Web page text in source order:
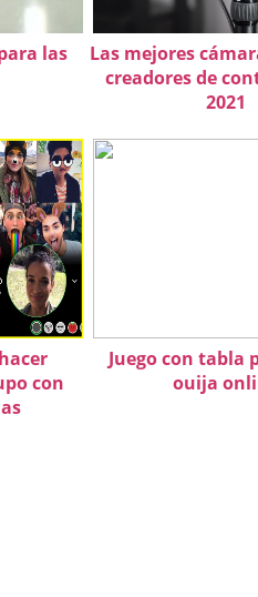
las
Las mejores
creadores de
2021
con
Juego con tabla
ouija